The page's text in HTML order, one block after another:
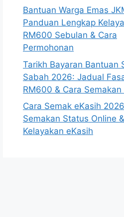
Bantuan Warga Emas
Panduan Lengkap
RM600 Sebulan & Cara
Permohonan
Tarikh Bayaran Bantuan
Sabah 2026: Jadual
RM600 & Cara Semakan
Cara Semak eKasih
Semakan Status Online &
Kelayakan eKasih